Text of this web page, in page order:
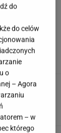
słyszałeś.
do
do celów
o
– Agora
– w
którego